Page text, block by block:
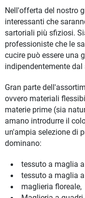
Nell'offerta del nostro
interessanti che
sartoriali più sfiziosi.
professioniste che le
cucire può essere una
indipendentemente dal
Gran parte
ovvero materiali
materie prime (sia
amano introdurre il
un'ampia selezione di
dominano:
tessuto a maglia
tessuto a maglia
maglieria floreale,